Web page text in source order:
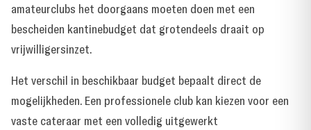
amateurclubs het doorgaans moeten doen met een
bescheiden kantinebudget dat grotendeels draait op
vrijwilligersinzet.
Het verschil in beschikbaar budget bepaalt direct de
mogelijkheden. Een professionele club kan kiezen voor een
vaste cateraar met een volledig uitgewerkt